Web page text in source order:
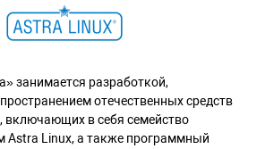
занимается разработкой,
отечественных средств
в себя семейство
Astra Linux, а также программный